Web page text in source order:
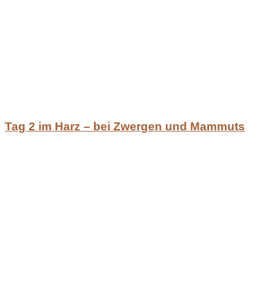
Tag 2 im Harz – bei Zwergen und Mammuts